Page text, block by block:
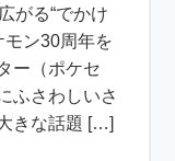
がる“でかけ
モン30周年を
ー（ポケセ
ふさわしいさ
きな話題 […]